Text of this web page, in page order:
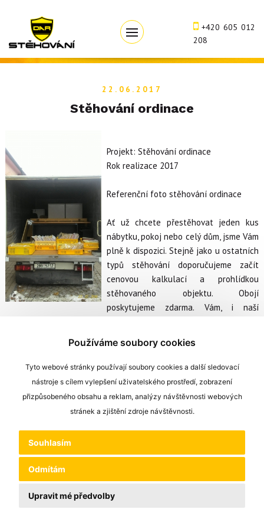
Používáme soubory cookies
Tyto webové stránky používají soubory cookies a další sledovací
nástroje s cílem vylepšení uživatelského prostředí, zobrazení
přizpůsobeného obsahu a reklam, analýzy návštěvnosti webových
stránek a zjištění zdroje návštěvnosti.
Souhlasím
Odmítám
Upravit mé předvolby
+420 605 012
208
22.06.2017
Stěhování ordinace
Projekt: Stěhování ordinace
Rok realizace 2017
Referenční foto stěhování ordinace
Ať už chcete přestěhovat jeden kus
nábytku, pokoj nebo celý dům, jsme Vám
plně k dispozici. Stejně jako u ostatních
typů stěhování doporučujeme začít
cenovou kalkulací a prohlídkou
stěhovaného objektu. Obojí
poskytujeme zdarma. Vám, i naší
kalkulaci budeme schopni určit náročnost stěhování, domluvíme
se na počtu stěhováků, velikosti auta, případném zapůjčení
obalového materiálu apod.